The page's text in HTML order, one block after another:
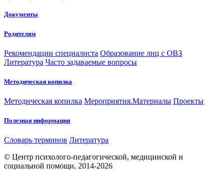
Документы
Родителям
Рекомендации специалиста Образование лиц с ОВЗ
Литература Часто задаваемые вопросы
Методическая копилка
Методическая копилка Мероприятия.Материалы Проекты
Полезная информация
Словарь терминов Литература
© Центр психолого-педагогической, медицинской и
социальной помощи, 2014-2026